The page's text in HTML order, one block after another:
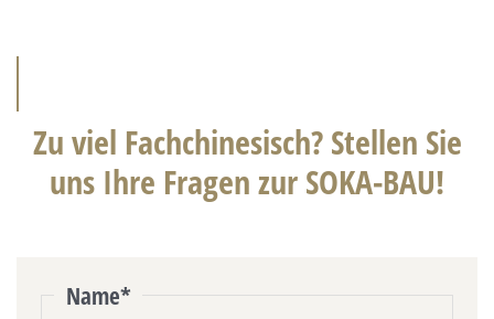
Zu viel Fachchinesisch? Stellen Sie
uns Ihre Fragen zur SOKA-BAU!
Name* Name